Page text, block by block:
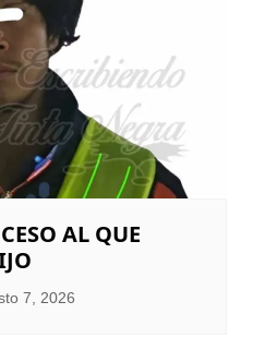
AL QUE
7, 2026